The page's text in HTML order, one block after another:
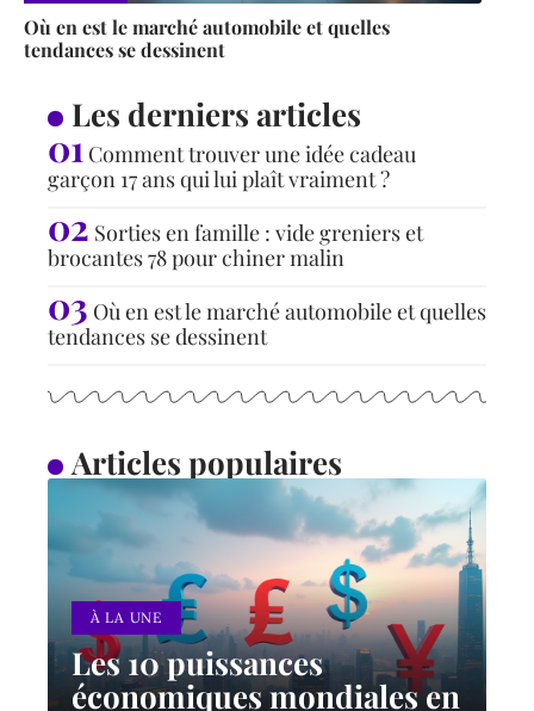
Où en est le marché automobile et quelles
tendances se dessinent
Les derniers articles
Comment trouver une idée cadeau
garçon 17 ans qui lui plaît vraiment ?
Sorties en famille : vide greniers et
brocantes 78 pour chiner malin
Où en est le marché automobile et quelles
tendances se dessinent
Articles populaires
À LA UNE
Les 10 puissances
économiques mondiales en